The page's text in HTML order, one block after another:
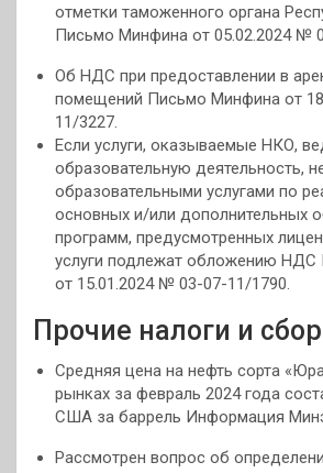
отметки таможенного органа
Письмо Минфина от 05.02.2024 №
Об НДС при предоставлении в
помещений Письмо Минфина от
11/3227.
Если услуги, оказываемые НКО,
образовательную деятельность,
образовательными услугами по
основных и/или дополнительных
программ, предусмотренных
услуги подлежат обложению
от 15.01.2024 № 03-07-11/1790.
Прочие налоги и
Средняя цена на нефть сорта
рынках за февраль 2024 года
США за баррель Информация
Рассмотрен вопрос об